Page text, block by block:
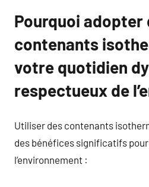
Pourquoi adopter
contenants
votre quotidien
respectueux de
Utiliser des contenants
des bénéfices significatifs
l’environnement :